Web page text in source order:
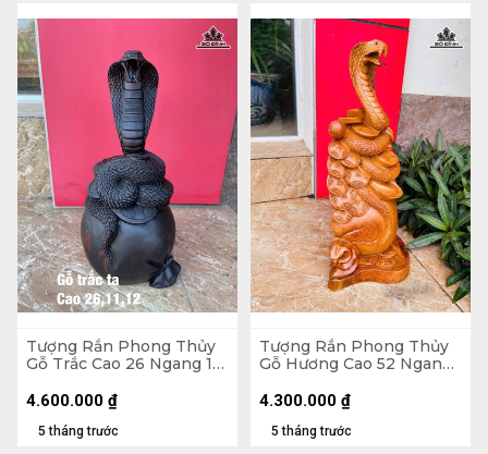
Tượng Rắn Phong Thủy
Gỗ Trắc Cao 26 Ngang 11
5 tháng trước
4.600.000 ₫
Tượng Rắn Phong Thủy
Gỗ Hương Cao 52 Ngang
5 tháng trước
4.300.000 ₫